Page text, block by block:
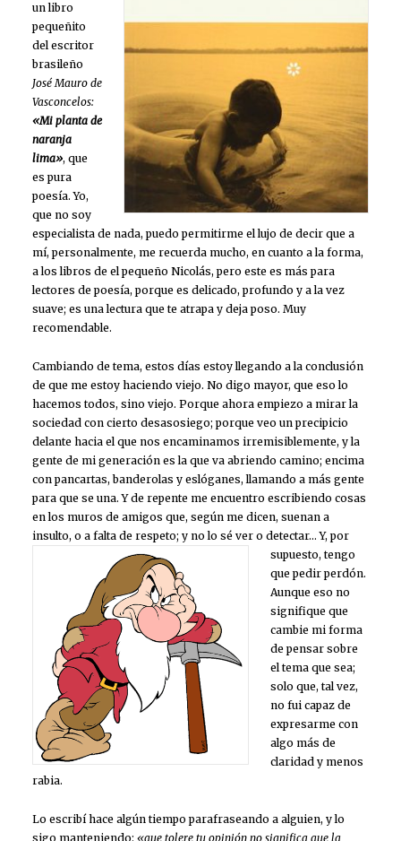
un libro
pequeñito
del escritor
brasileño
José Mauro de
Vasconcelos:
«Mi planta de
naranja
lima», que
es pura
poesía. Yo,
que no soy
especialista de nada, puedo permitirme el lujo de decir que a
mí, personalmente, me recuerda mucho, en cuanto a la forma,
a los libros de el pequeño Nicolás, pero este es más para
lectores de poesía, porque es delicado, profundo y a la vez
suave; es una lectura que te atrapa y deja poso. Muy
recomendable.
Cambiando de tema, estos días estoy llegando a la conclusión
de que me estoy haciendo viejo. No digo mayor, que eso lo
hacemos todos, sino viejo. Porque ahora empiezo a mirar la
sociedad con cierto desasosiego; porque veo un precipicio
delante hacia el que nos encaminamos irremisiblemente, y la
gente de mi generación es la que va abriendo camino; encima
con pancartas, banderolas y eslóganes, llamando a más gente
para que se una. Y de repente me encuentro escribiendo cosas
en los muros de amigos que, según me dicen, suenan a
insulto, o a falta de respeto; y no lo sé ver o detectar…Y, por
supuesto, tengo
que pedir perdón.
Aunque eso no
signifique que
cambie mi forma
de pensar sobre
el tema que sea;
solo que, tal vez,
no fui capaz de
expresarme con
algo más de
claridad y menos
rabia.
Lo escribí hace algún tiempo parafraseando a alguien, y lo
sigo manteniendo: «que tolere tu opinión no significa que la